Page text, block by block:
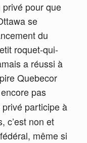
pour que
se
du
roquet-qui-
a réussi à
Quebecor
pas
participe à
c’est non et
même si